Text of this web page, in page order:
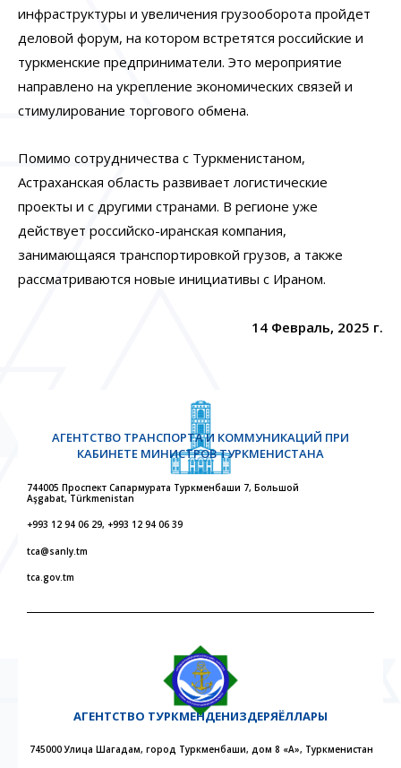
инфраструктуры и увеличения грузооборота пройдет
деловой форум, на котором встретятся российские и
туркменские предприниматели. Это мероприятие
направлено на укрепление экономических связей и
стимулирование торгового обмена.
Помимо сотрудничества с Туркменистаном,
Астраханская область развивает логистические
проекты и с другими странами. В регионе уже
действует российско-иранская компания,
занимающаяся транспортировкой грузов, а также
рассматриваются новые инициативы с Ираном.
14 Февраль, 2025 г.
АГЕНТСТВО ТРАНСПОРТА И КОММУНИКАЦИЙ ПРИ
КАБИНЕТЕ МИНИСТРОВ ТУРКМЕНИСТАНА
744005 Проспект Сапармурата Туркменбаши 7, Большой
Aşgabat, Türkmenistan
+993 12 94 06 29, +993 12 94 06 39
tca@sanly.tm
tca.gov.tm
АГЕНТСТВО ТУРКМЕНДЕНИЗДЕРЯЁЛЛАРЫ
745000 Улица Шагадам, город Туркменбаши, дом 8 «А», Туркменистан